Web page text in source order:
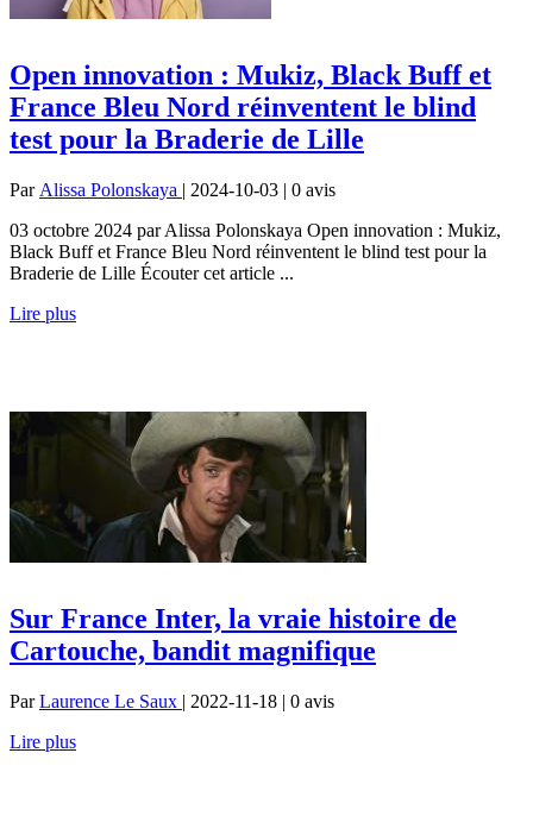
Open innovation : Mukiz, Black Buff et
France Bleu Nord réinventent le blind
test pour la Braderie de Lille
Par Alissa Polonskaya | 2024-10-03 | 0 avis
03 octobre 2024 par Alissa Polonskaya Open innovation : Mukiz,
Black Buff et France Bleu Nord réinventent le blind test pour la
Braderie de Lille Écouter cet article ...
Lire plus
Sur France Inter, la vraie histoire de
Cartouche, bandit magnifique
ParLaurence Le Saux | 2022-11-18 | 0 avis
Lire plus